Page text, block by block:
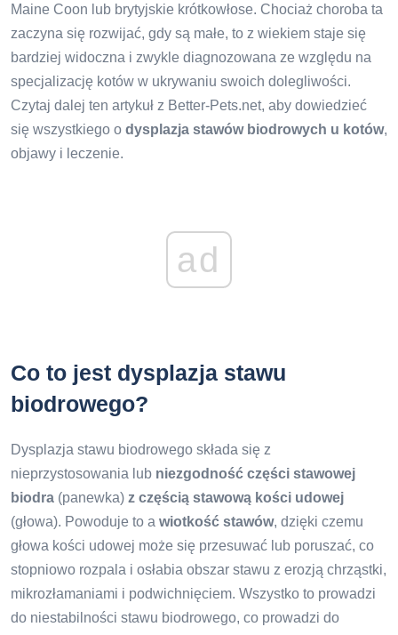
Maine Coon lub brytyjskie krótkowłose. Chociaż choroba ta
zaczyna się rozwijać, gdy są małe, to z wiekiem staje się
bardziej widoczna i zwykle diagnozowana ze względu na
specjalizację kotów w ukrywaniu swoich dolegliwości.
Czytaj dalej ten artykuł z Better-Pets.net, aby dowiedzieć
się wszystkiego o dysplazja stawów biodrowych u kotów,
objawy i leczenie.
ad
Co to jest dysplazja stawu
biodrowego?
Dysplazja stawu biodrowego składa się z
nieprzystosowania lub niezgodność części stawowej
biodra (panewka) z częścią stawową kości udowej
(głowa). Powoduje to a wiotkość stawów, dzięki czemu
głowa kości udowej może się przesuwać lub poruszać, co
stopniowo rozpala i osłabia obszar stawu z erozją chrząstki,
mikrozłamaniami i podwichnięciem. Wszystko to prowadzi
do niestabilności stawu biodrowego, co prowadzi do